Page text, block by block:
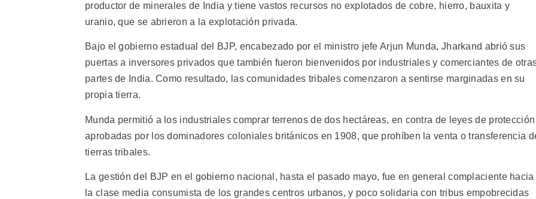
productor de minerales de India y tiene vastos recursos no explotados de cobre, hierro, bauxita y
uranio, que se abrieron a la explotación privada.
Bajo el gobierno estadual del BJP, encabezado por el ministro jefe Arjun Munda, Jharkand abrió sus
puertas a inversores privados que también fueron bienvenidos por industriales y comerciantes de
partes de India. Como resultado, las comunidades tribales comenzaron a sentirse marginadas en su
propia tierra.
Munda permitió a los industriales comprar terrenos de dos hectáreas, en contra de leyes de protección
aprobadas por los dominadores coloniales británicos en 1908, que prohíben la venta o transferencia
tierras tribales.
La gestión del BJP en el gobierno nacional, hasta el pasado mayo, fue en general complaciente hacia
la clase media consumista de los grandes centros urbanos, y poco solidaria con tribus empobrecidas